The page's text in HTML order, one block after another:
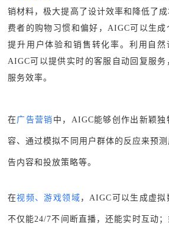
销材料，极大提高了设计效率和降低了
费者的购物习惯和偏好，AIGC可以生成
提升用户体验和销售转化率。利用自然
AIGC可以提供实时的客服自动回复服
服务效率。
在广告营销 中，AIGC能够创作出新颖
容、通过模拟不同用户群体的反应来预
告内容和投放策略等。
在视频、游戏领域 ，AIGC可以生成虚拟
不仅能24/7不间断直播，还能实时互动